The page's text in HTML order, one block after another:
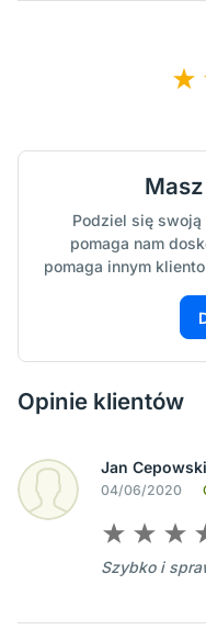
Podziel się
pomaga nam
pomaga innym
Opinie klientów
Jan Cepowski
04/06/2020
Szybko i